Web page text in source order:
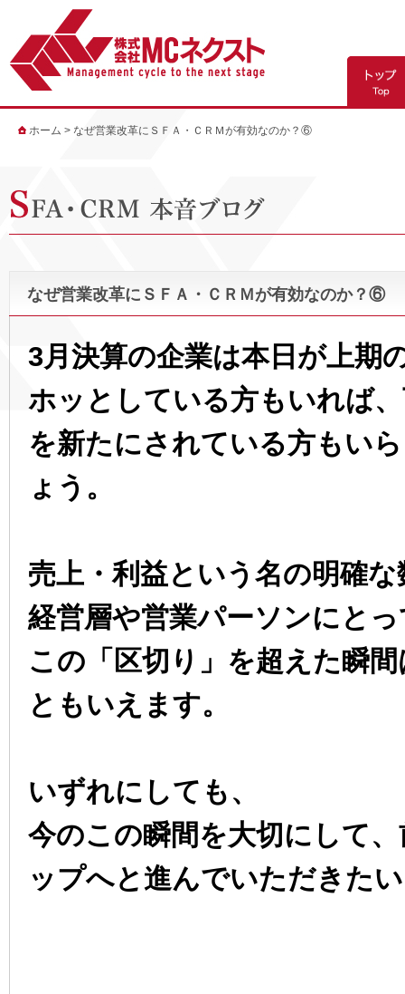
ホーム > なぜ営業改革にＳＦＡ・ＣＲＭが有効なのか？⑥
なぜ営業改革にＳＦＡ・ＣＲＭが有効なのか？⑥
3月決算の企業は本日が上期
ホッとしている方もいれば
を新たにされている方もい
ょう。
売上・利益という名の明確
経営層や営業パーソンにと
この「区切り」を超えた瞬
ともいえます。
いずれにしても、
今のこの瞬間を大切にして
ップへと進んでいただきた